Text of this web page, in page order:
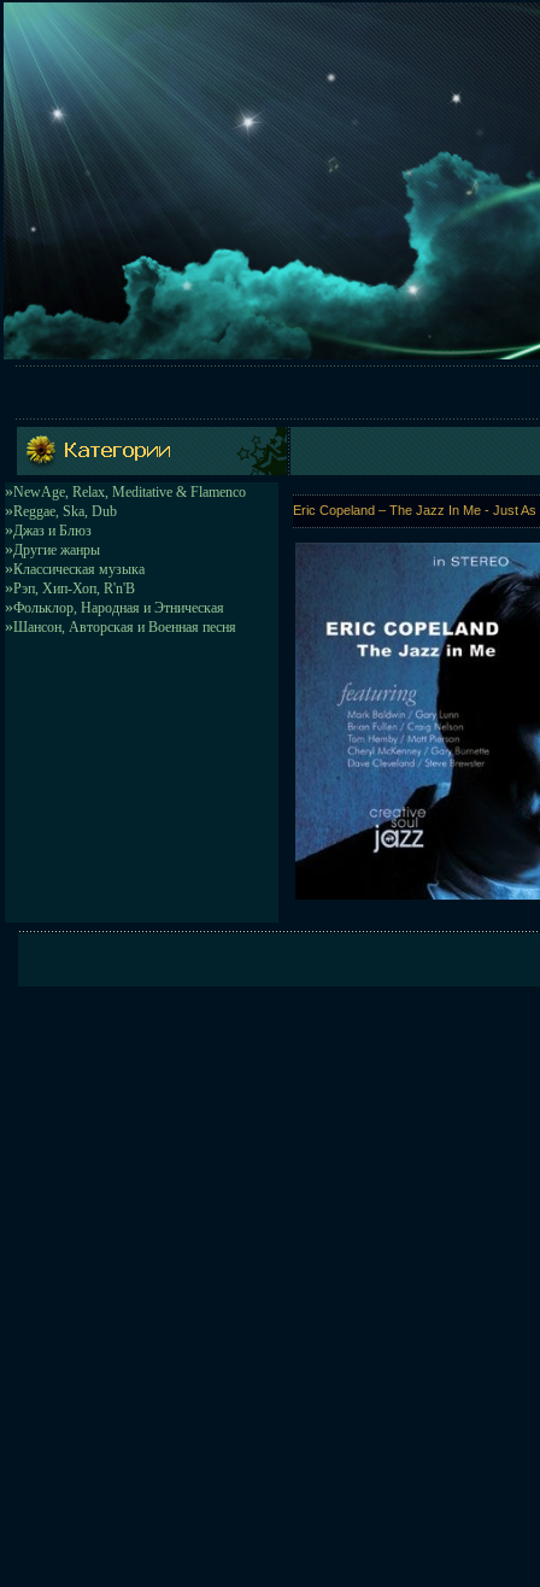
»NewAge, Relax, Meditative & Flamenco
»Reggae, Ska, Dub
»Джаз и Блюз
»Другие жанры
»Классическая музыка
»Рэп, Хип-Хоп, R'n'B
»Фольклор, Народная и Этническая
»Шансон, Авторская и Военная песня
Eric Copeland – The Jazz In Me - Just